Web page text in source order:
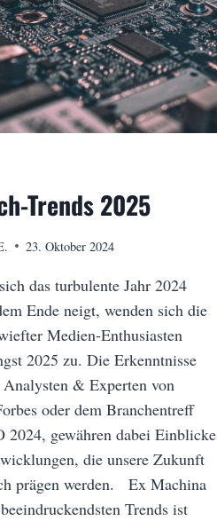
Trends 2025
23. Oktober 2024
das turbulente Jahr 2024
Ende neigt, wenden sich die
Medien-Enthusiasten
2025 zu. Die Erkenntnisse
& Experten von
oder dem Branchentreff
2024, gewähren dabei Einblicke
die unsere Zukunft
prägen werden. Ex Machina
Trends ist